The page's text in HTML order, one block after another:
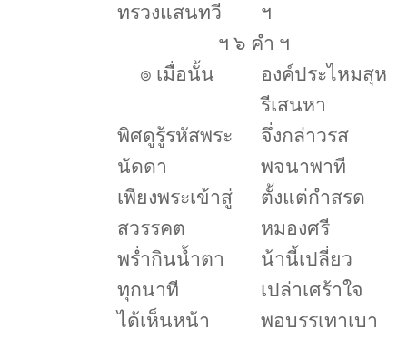
ทรวงแสนทวี
ฯ
ฯ ๖ คำ ฯ
๏ เมื่อนั้น
องค์ประไหมสุห
รีเสนหา
พิศดูรู้รหัสพระ
นัดดา
จึ่งกล่าวรส
พจนาพาที
เพียงพระเข้าสู่
สวรรคต
ตั้งแต่กำสรด
หมองศรี
พร่ำกินน้ำตา
ทุกนาที
น้านี้เปลี่ยว
เปล่าเศร้าใจ
ได้เห็นหน้า
พอบรรเทาเบา